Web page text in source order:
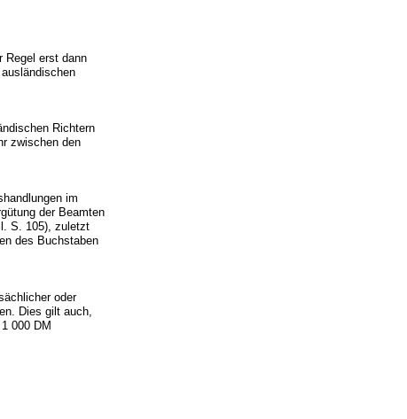
Regel erst dann
Richtern
zwischen den
im
der Beamten
S. 105), zuletzt
des Buchstaben
oder
Dies gilt auch,
000 DM